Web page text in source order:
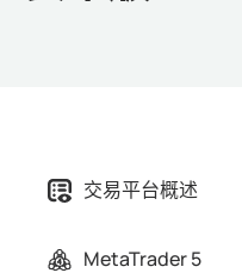
促销活动
交易平台概述
MetaTrader 5